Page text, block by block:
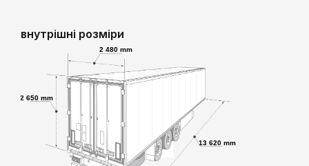
внутрішні розміри
2 480 mm
2 650 mm
13 620 mm